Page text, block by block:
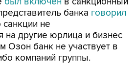
банка говорил
не
на другие юрлица и бизнес
Озон банк не участвует в
компаний группы.